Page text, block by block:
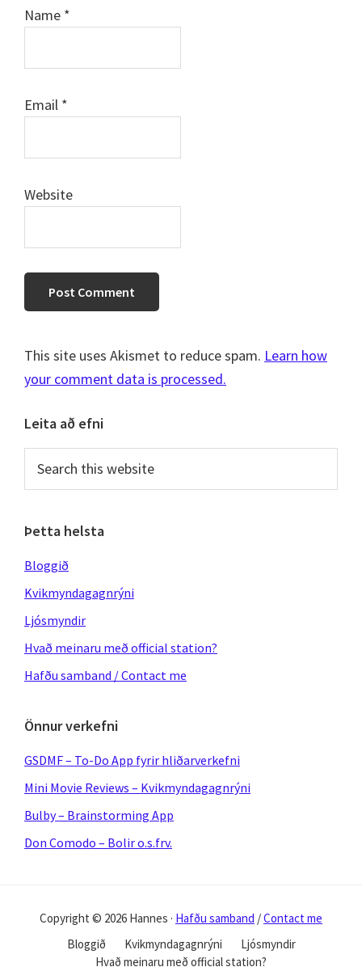
Name *
Email *
Website
This site uses Akismet to reduce spam. Learn how
your comment data is processed.
Primary
Sidebar
Leita að efni
this
Þetta helsta
Bloggið
Kvikmyndagagnrýni
Ljósmyndir
Hvað meinaru með official station?
Hafðu samband / Contact me
Önnur verkefni
GSDMF – To-Do App fyrir hliðarverkefni
Mini Movie Reviews – Kvikmyndagagnrýni
Bulby – Brainstorming App
Don Comodo – Bolir o.s.frv.
Copyright © 2026 Hannes · Hafðu samband /Contact me
Bloggið
Kvikmyndagagnrýni
Ljósmyndir
Hvað meinaru með official station?